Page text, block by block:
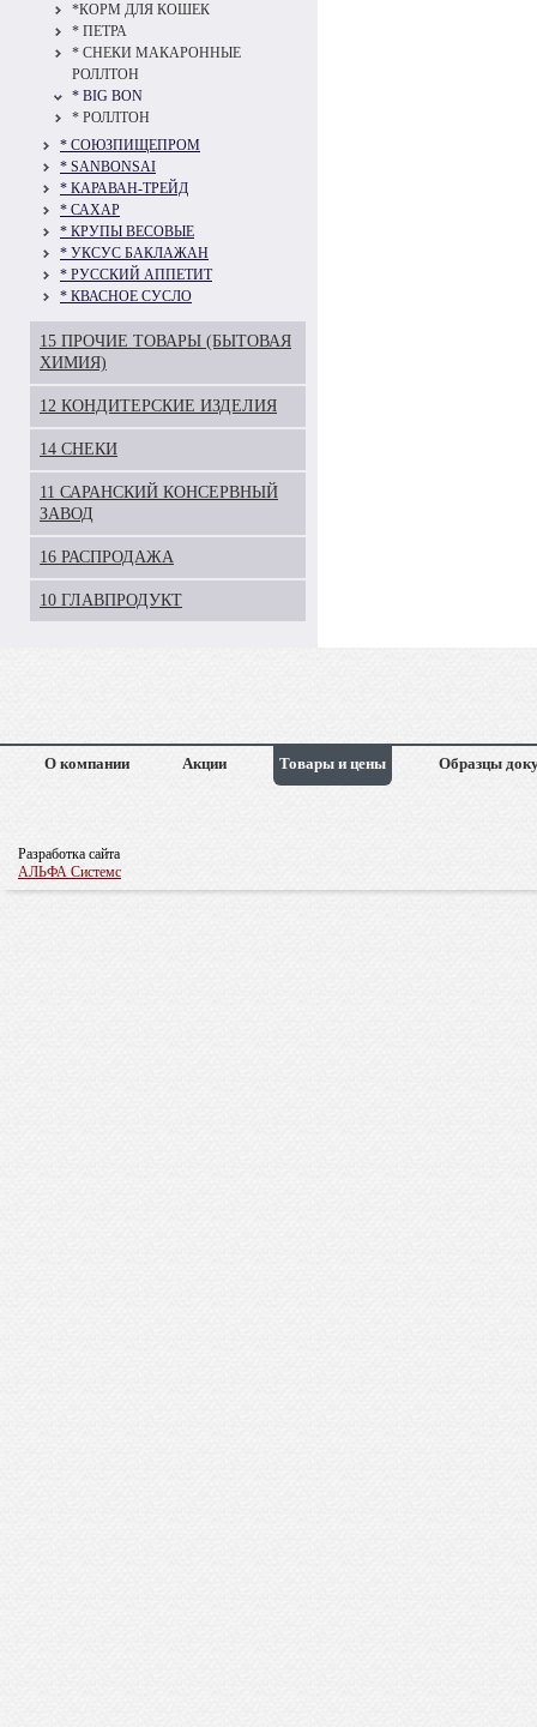
*КОРМ ДЛЯ КОШЕК
* ПЕТРА
* СНЕКИ МАКАРОННЫЕ
РОЛЛТОН
* BIG BON
* РОЛЛТОН
* СОЮЗПИЩЕПРОМ
* SANBONSAI
* КАРАВАН-ТРЕЙД
* САХАР
* КРУПЫ ВЕСОВЫЕ
* УКСУС БАКЛАЖАН
* РУССКИЙ АППЕТИТ
* КВАСНОЕ СУСЛО
15 ПРОЧИЕ ТОВАРЫ (БЫТОВАЯ
ХИМИЯ)
12 КОНДИТЕРСКИЕ ИЗДЕЛИЯ
14 СНЕКИ
11 САРАНСКИЙ КОНСЕРВНЫЙ
ЗАВОД
16 РАСПРОДАЖА
10 ГЛАВПРОДУКТ
О компании Акции Товары и цены Образцы
Разработка сайта
АЛЬФА Системс